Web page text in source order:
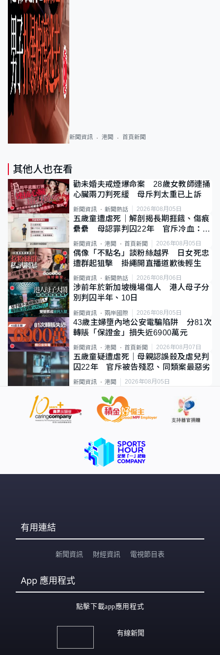
新聞資訊 港聞 首頁新聞
其他人也在看
勸未婚夫戒煙爆命案 28歲女教師連捅
心臟兩刀判死緩 母斥判太重已上訴
新聞資訊 新聞熱話 2026年08月05日
五歲童遭虐死｜解剖揭長期捱餓、傷痕
纍纍 母認罪判囚22年 官斥冷血：同
類案最惡劣
新聞資訊 港聞 首頁新聞 2026年08月05日
偶像「不點名」談粉絲越界 日女死忠
遭群起狙擊 掛繩開直播道歉後輕生
新聞資訊 新聞熱話 2026年08月06日
涉前年於新加坡機場傷人 港人母子分
別判囚半年、10日
新聞資訊 兩岸國際 2026年08月05日
43歲主婦墮內地公安電騙陷阱 分81次
轉賬「保證金」損失近6900萬元
新聞資訊 港聞 首頁新聞 2026年08月07日
五歲童疑遭虐死｜母親認誤殺及虐兒判
囚22年 官斥被告殘忍、同類案最惡劣
新聞資訊 港聞 2026年08月05日
有用連結
新聞資訊 財經資訊 電視節目表
App 應用程式
點擊下載app應用程式
有線新聞